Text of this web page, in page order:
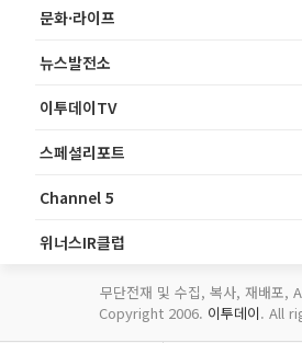
문화·라이프
뉴스발전소
이투데이TV
스페셜리포트
Channel 5
위너스IR클럽
무단전재 및 수집, 복사, 재배포,
Copyright 2006. 이투데이. All